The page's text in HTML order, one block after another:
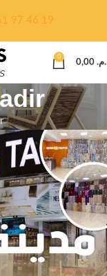
97 46 19
0